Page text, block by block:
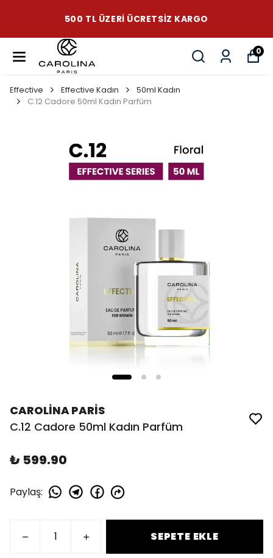
500 TL ÜZERI ÜCRETSIZ KARGO
0
Effective Effective Kadın
50ml Kadın
C.12 Cadore 50ml Kadın Parfüm
CAROLİNA PARİS
C.12 Cadore 50ml Kadın Parfüm
₺ 599.90
Paylaş:
SEPETE EKLE